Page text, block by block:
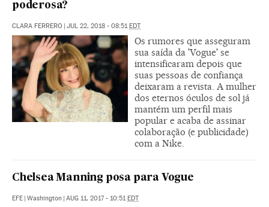
poderosa?
CLARA FERRERO JUL 22, 2018 - 08:51 EDT
Os rumores que asseguram
sua saída da 'Vogue' se
intensificaram depois que
suas pessoas de confiança
deixaram a revista. A mulher
dos eternos óculos de sol já
mantém um perfil mais
popular e acaba de assinar
colaboração (e publicidade)
com a Nike.
Chelsea Manning posa para Vogue
EFE Washington AUG 11, 2017 - 10:51 EDT